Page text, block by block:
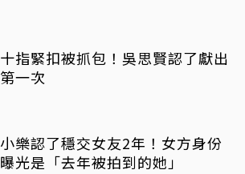
十指緊扣被抓包！吳思賢認了獻出
第一次
小樂認了穩交女友2年！女方身份
曝光是「去年被拍到的她」